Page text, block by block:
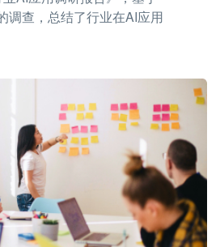
调查，总结了行业在AI应用